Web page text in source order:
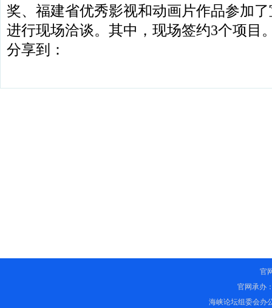
奖、福建省优秀影视和动画片作品参加
进行现场洽谈。其中，现场签约3个项目
分享到：
官
官网承办
海峡论坛组委会